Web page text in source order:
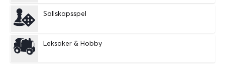
Sällskapsspel
Leksaker & Hobby